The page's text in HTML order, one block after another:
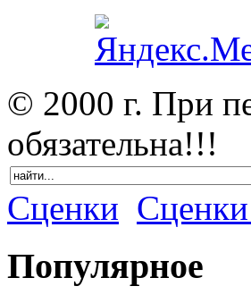
© 2000 г. При
обязательна!!!
Сценки
Популярное